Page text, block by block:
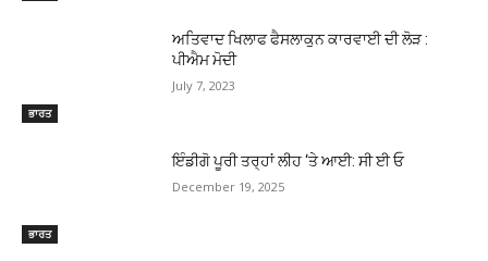
ਭਾਰਤ
ਅਤਿਵਾਦ ਖਿਲਾਫ ਫੈਸਲਾਕੁਨ ਕਾਰਵਾਈ ਦੀ ਲੋੜ :
ਪੀਐਮ ਮੋਦੀ
July 7, 2023
ਭਾਰਤ
ਇੰਡੀਗੋ ਪੂਰੀ ਤਰ੍ਹਾਂ ਲੀਹ ‘ਤੇ ਆਈ: ਸੀ ਈ ਓ
December 19, 2025